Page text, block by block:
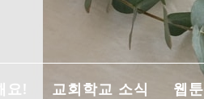
요! 교회학교 소식 웹툰